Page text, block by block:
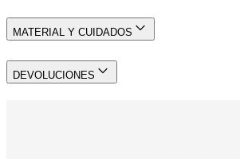
MATERIAL Y CUIDADOS
DEVOLUCIONES